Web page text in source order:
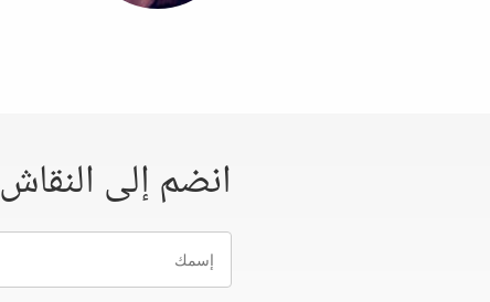
انضم إلى النقاش
إسمك